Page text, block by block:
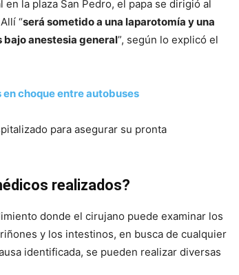
la plaza San Pedro, el papa se dirigió al
“será sometido a una laparotomía y una
anestesia general”, según lo explicó el
choque entre autobuses
para asegurar su pronta
realizados?
donde el cirujano puede examinar los
y los intestinos, en busca de cualquier
identificada, se pueden realizar diversas